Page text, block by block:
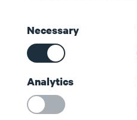
Snarveier
Kontakt oss
Om oss
Necessary
Analytics